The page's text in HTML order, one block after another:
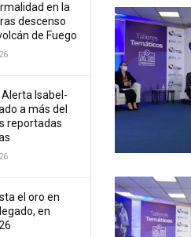
en la
descenso
de Fuego
Isabel-
a más del
reportadas
el oro en
en